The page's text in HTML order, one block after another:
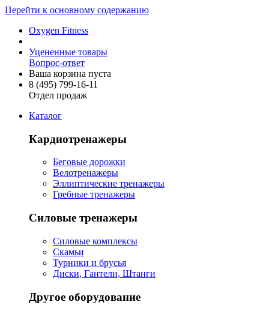
Перейти к основному содержанию
Oxygen Fitness
Уцененные товары
Вопрос-ответ
Ваша корзина пуста
8 (495) 799-16-11
Отдел продаж
Каталог
Кардиотренажеры
Беговые дорожки
Велотренажеры
Эллиптические тренажеры
Гребные тренажеры
Силовые тренажеры
Силовые комплексы
Скамьи
Турники и брусья
Диски, Гантели, Штанги
Другое оборудование